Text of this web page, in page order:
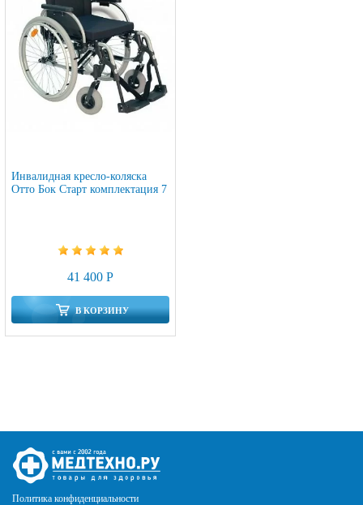
Инвалидная кресло-коляска
Отто Бок Старт комплектация 7
41 400 Р
В КОРЗИНУ
Политика конфиденциальности